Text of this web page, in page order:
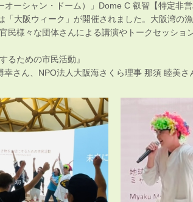
オーシャン・ドーム）」Dome C 叡智【特定非
「大阪ウィーク」が開催されました。大阪湾の
民様々な団体さんによる講演やトークセッショ
るための市民活動』
さん、NPO法人大阪海さくら理事 那須 睦美さ